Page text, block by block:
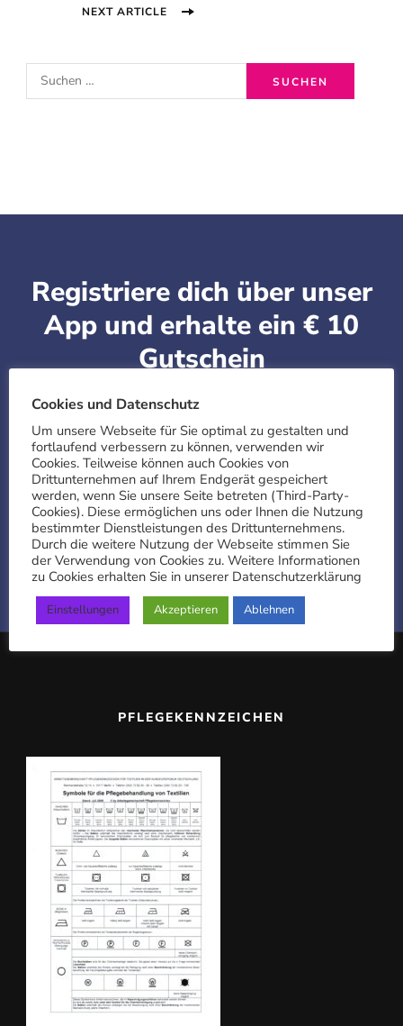
NEXT ARTICLE
u
n
Registriere dich über unser
App und erhalte ein € 10
Gutschein
Alle Neukunden die sich über unsere App
registrieren erhalten ein Willkommensgeschenk
in Form eines Gutscheins im Wert von € 10 auf
Ihren nächsten Einkauf.
APP HERUNTERLADEN
PFLEGEKENNZEICHEN
Cookies und Datenschutz
Um unsere Webseite für Sie optimal zu gestalten und
fortlaufend verbessern zu können, verwenden wir
Cookies. Teilweise können auch Cookies von
Drittunternehmen auf Ihrem Endgerät gespeichert
werden, wenn Sie unsere Seite betreten (Third-Party-
Cookies). Diese ermöglichen uns oder Ihnen die Nutzung
bestimmter Dienstleistungen des Drittunternehmens.
Durch die weitere Nutzung der Webseite stimmen Sie
der Verwendung von Cookies zu. Weitere Informationen
zu Cookies erhalten Sie in unserer Datenschutzerklärung
Einstellungen Akzeptieren Ablehnen